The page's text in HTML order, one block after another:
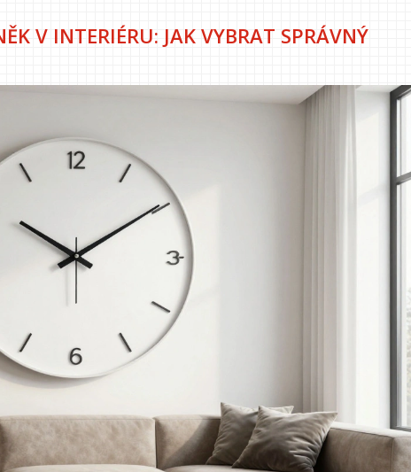
V INTERIÉRU: JAK VYBRAT SPRÁVNÝ